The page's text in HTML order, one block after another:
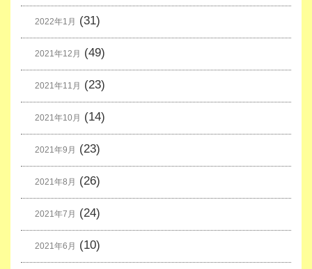
2022年1月 (31)
2021年12月 (49)
2021年11月 (23)
2021年10月 (14)
2021年9月 (23)
2021年8月 (26)
2021年7月 (24)
2021年6月 (10)